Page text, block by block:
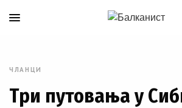
ЧЛАНЦИ
Три путовања у